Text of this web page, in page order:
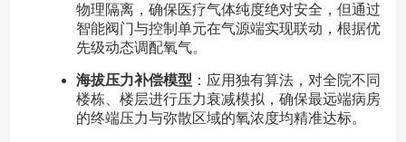
物理隔离，确保医疗气体纯度绝对安全，但通过
智能阀门与控制单元在气源端实现联动，根据优
先级动态调配氧气。
海拔压力补偿模型 ：应用独有算法，对全院不同
楼栋、楼层进行压力衰减模拟，确保最远端病房
的终端压力与弥散区域的氧浓度均精准达标。